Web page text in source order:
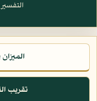
التفسير
تقريب